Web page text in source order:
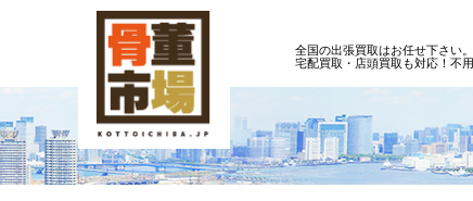
全国の出張買取はお任せ下さい。
宅配買取・店頭買取も対応！不